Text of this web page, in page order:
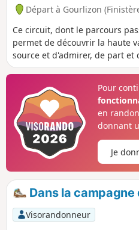
Départ à Gourlizon
Ce circuit, dont le parcours
permet de découvrir la haute
source et d'admirer, de part et
magnifiques panoramas. Son
Pour
en
donnant
Je
Dans la campagne
Visorandonneur